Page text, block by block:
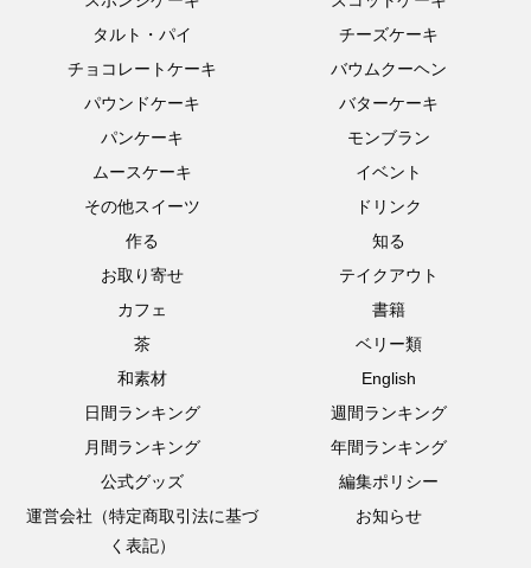
タルト・パイ
チーズケーキ
チョコレートケーキ
バウムクーヘン
パウンドケーキ
バターケーキ
パンケーキ
モンブラン
ムースケーキ
イベント
その他スイーツ
ドリンク
作る
知る
お取り寄せ
テイクアウト
カフェ
書籍
茶
ベリー類
和素材
English
日間ランキング
週間ランキング
月間ランキング
年間ランキング
公式グッズ
編集ポリシー
運営会社（特定商取引法に基づ
く表記）
お知らせ